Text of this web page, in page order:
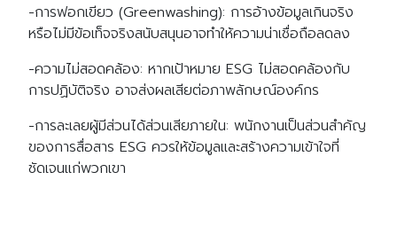
-การฟอกเขียว (Greenwashing): การอ้างข้อมูลเกินจริง
หรือไม่มีข้อเท็จจริงสนับสนุนอาจทำให้ความน่าเชื่อถือลดลง
-ความไม่สอดคล้อง: หากเป้าหมาย ESG ไม่สอดคล้องกับ
การปฏิบัติจริง อาจส่งผลเสียต่อภาพลักษณ์องค์กร
-การละเลยผู้มีส่วนได้ส่วนเสียภายใน: พนักงานเป็นส่วนสำคัญ
ของการสื่อสาร ESG ควรให้ข้อมูลและสร้างความเข้าใจที่
ชัดเจนแก่พวกเขา